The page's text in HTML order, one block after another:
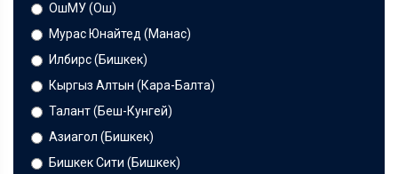
ОшМУ (Ош)
Мурас Юнайтед (Манас)
Илбирс (Бишкек)
Кыргыз Алтын (Кара-Балта)
Талант (Беш-Кунгей)
Азиагол (Бишкек)
Бишкек Сити (Бишкек)